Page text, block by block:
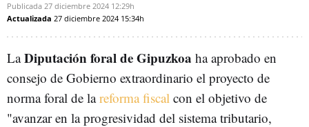
Publicada 27 diciembre 2024 12:29h
Actualizada 27 diciembre 2024 15:34h
LaDiputación foral de Gipuzkoa ha aprobado en
consejo de Gobierno extraordinario el proyecto de
norma foral de lareforma fiscal con el objetivo de
"avanzar en la progresividad del sistema tributario,